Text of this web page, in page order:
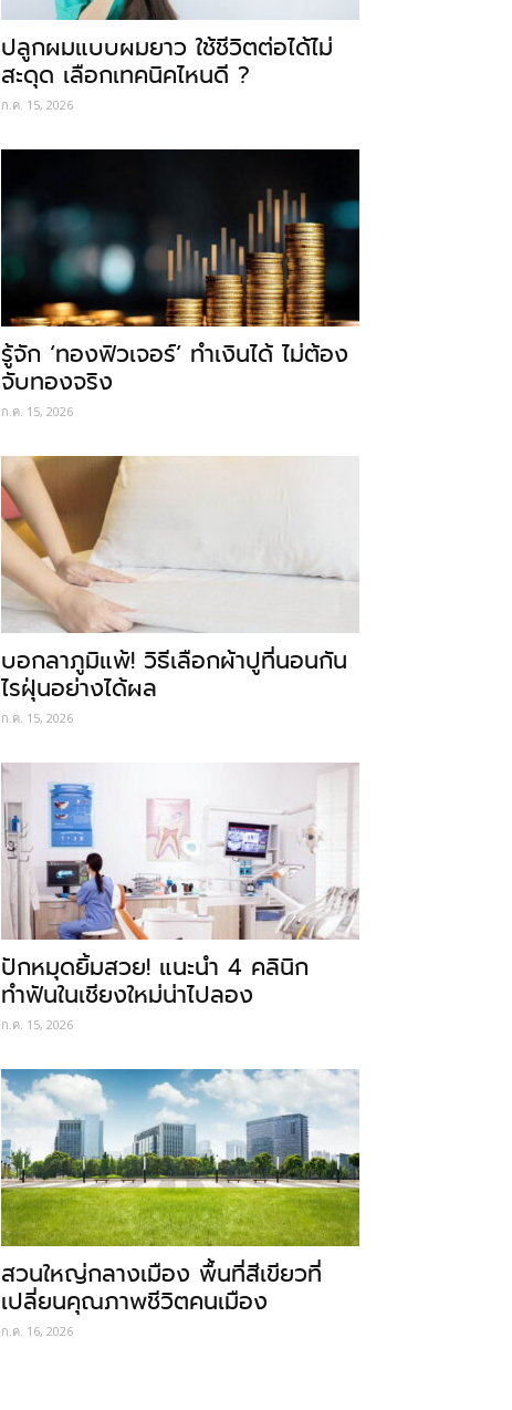
ปลูกผมแบบผมยาว ใช้ชีวิตต่อได้ไม่
สะดุด เลือกเทคนิคไหนดี ?
ก.ค. 15, 2026
รู้จัก ‘ทองฟิวเจอร์’ ทำเงินได้ ไม่ต้อง
จับทองจริง
ก.ค. 15, 2026
บอกลาภูมิแพ้! วิธีเลือกผ้าปูที่นอนกัน
ไรฝุ่นอย่างได้ผล
ก.ค. 15, 2026
ปักหมุดยิ้มสวย! แนะนำ 4 คลินิก
ทำฟันในเชียงใหม่น่าไปลอง
ก.ค. 15, 2026
สวนใหญ่กลางเมือง พื้นที่สีเขียวที่
เปลี่ยนคุณภาพชีวิตคนเมือง
ก.ค. 16, 2026